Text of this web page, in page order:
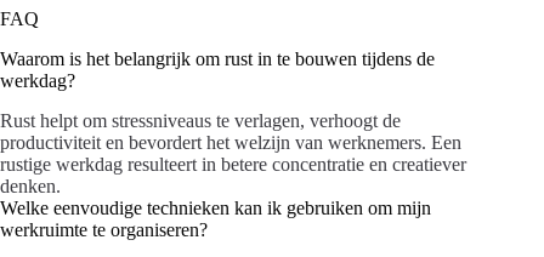
FAQ
Waarom is het belangrijk om rust in te bouwen tijdens de
werkdag?
Rust helpt om stressniveaus te verlagen, verhoogt de
productiviteit en bevordert het welzijn van werknemers. Een
rustige werkdag resulteert in betere concentratie en creatiever
denken.
Welke eenvoudige technieken kan ik gebruiken om mijn
werkruimte te organiseren?